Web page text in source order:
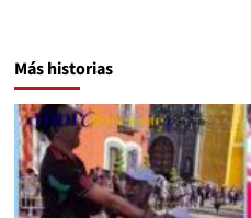
Más historias